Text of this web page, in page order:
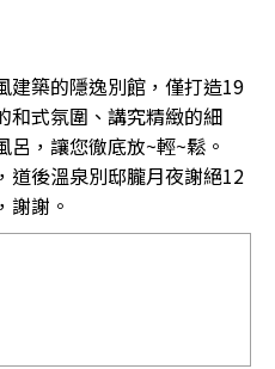
建築的隱逸別館，僅打造19
和式氛圍、講究精緻的細
，讓您徹底放~輕~鬆。
道後溫泉別邸朧月夜謝絕12
謝謝。